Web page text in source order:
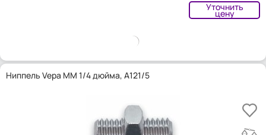
Уточнить
цену
Ниппель Vepa MM 1/4 дюйма, A121/5